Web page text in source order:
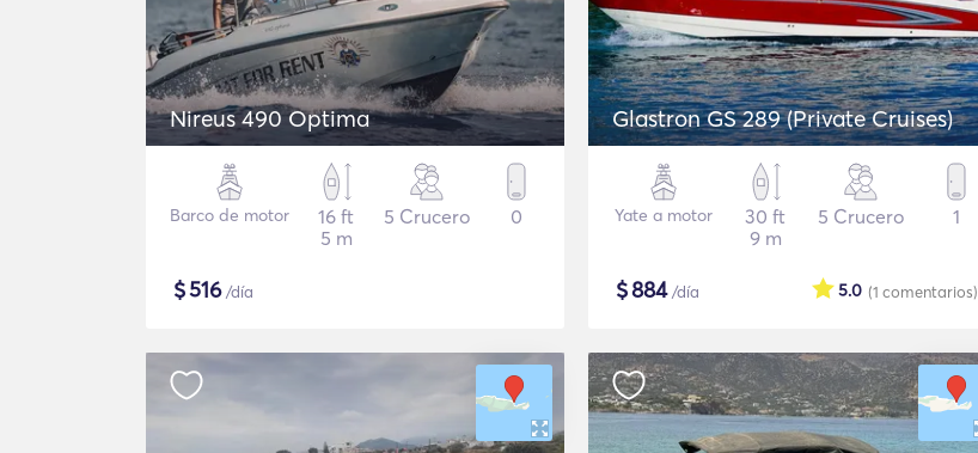
Nireus 490 Optima
Barco de motor
16 ft
5 m
5 Crucero 0
$516/día
Glastron GS 289 (Private Cruises)
Yate a motor
30 ft
9 m
5 Crucero 1
$884/día (1 comentarios)
5.0